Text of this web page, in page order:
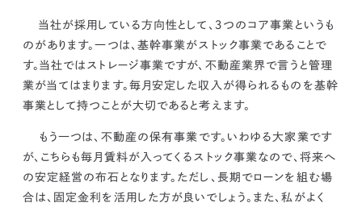
当社が採用している方向性として、 ３つのコア事業 というも
のがあります。一つは、 基幹事業がストック事業であること で
す。当社ではストレージ事業ですが、不動産業界で言うと管理
業が当てはまります。 毎月安定した収入が得られるものを基幹
事業として持つことが大切であると考えます。
もう一つは、 不動産の保有事業 です。いわゆる大家業です
が、こちらも毎月賃料が入ってくるストック事業なので、将来へ
の安定経営の布石となります。 ただし、 長期でローンを組む場
合は、固定金利を活用した方が良いでしょう。 また、私がよく